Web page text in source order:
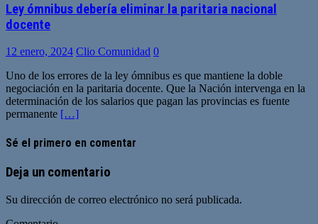
Ley ómnibus debería eliminar la paritaria nacional
docente
12 enero, 2024 Clio Comunidad 0
Uno de los errores de la ley ómnibus es que mantiene la doble
negociación en la paritaria docente. Que la Nación intervenga en la
determinación de los salarios que pagan las provincias es fuente
permanente […]
Sé el primero en comentar
Deja un comentario
Su dirección de correo electrónico no será publicada.